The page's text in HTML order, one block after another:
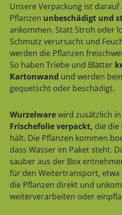
Unsere Verpackung ist darauf
Pflanzen unbeschädigt und
ankommen. Statt Stroh oder
Schmutz verursacht und
werden die Pflanzen
So haben Triebe und Blätter
Kartonwand und werden
gequetscht oder beschädigt.
Wurzelwarewird zusätzlich
Frischefolie verpackt, die die
hält. Die Pflanzen kommen
dass Wasser im Paket steht.
sauber aus der Box
für den Weitertransport, etwa
die Pflanzen direkt und
weiterverarbeiten oder